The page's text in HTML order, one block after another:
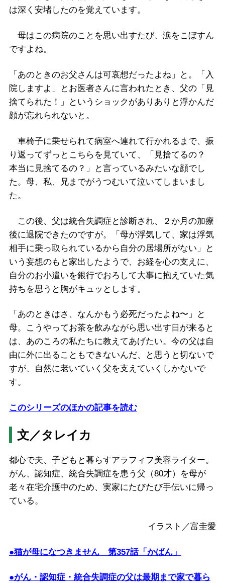
は深く安堵したのを覚えています。
母はこの病院のことを思い出すたび、涙をこぼすん
ですよね。
「あのときのお父さんは可哀想だったよね」と。「入
院しますよ」とお医者さんに言われたとき、父の「見
捨てられた！」というショックがありありと浮かんだ
顔が忘れられないと。
車椅子に乗せられて病室へ連れて行かれるまで、振
り返ってずっとこちらを見ていて、「見捨てるの？
本当に見捨てるの？」と言っているみたいな顔でし
た。母、私、兄までがうつむいて泣いてしまいまし
た。
この後、父は統合失調症と診断され、２か月の加療
後に退院できたのですが。「母が浮気して、家は浮気
相手に乗っ取られているから自分の居場所がない」と
いう妄想のもと家出したようで、お経を心の支えに、
自分のお小遣いを銀行でおろして大事に抱えていた気
持ちを思うと胸がキュッとします。
「あのときはさ、なんかもう必死だったよね〜」と
母。こうやってお茶を飲みながら思い出す日が来ると
は、あのころの私たちに教えてあげたい。今の父は自
由に外に出ることもできないんだ、と思うと切ないで
すが、自然に老いていく父を支えていくしかないで
す。
このシリーズのほかの記事を読む
文／タレイカ
都心で夫、子どもと暮らすアラフィフ美容ライター。
がん、認知症、統合失調症を患う父（80才）を母が
老々在宅介護中のため、実家にたびたび手伝いに帰っ
ている。
イラスト／富圭愛
●猫が母になつきません 第357話「かばん」
●がん・認知症・統合失調症の父は最期まで家で暮ら